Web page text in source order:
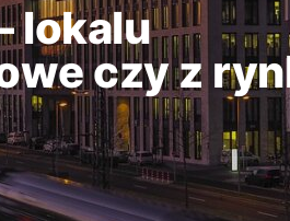
lokalu
czy z